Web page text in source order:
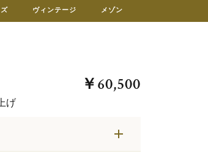
ヴィンテージ メゾン
げ
￥60,500